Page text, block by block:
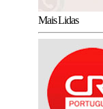
Mais Lidas